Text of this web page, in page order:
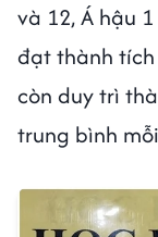
và 12, Á hậu
đạt thành tích
còn duy trì
trung bình